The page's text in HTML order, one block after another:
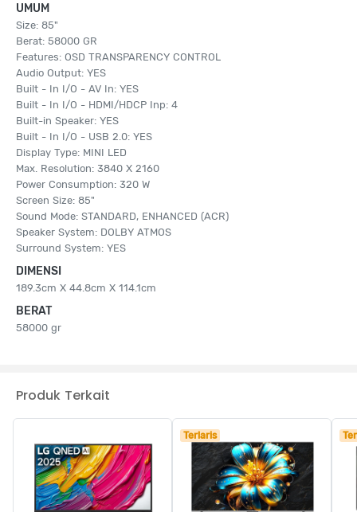
UMUM
Size: 85"
Berat: 58000 GR
Features: OSD TRANSPARENCY CONTROL
Audio Output: YES
Built - In I/O - AV In: YES
Built - In I/O - HDMI/HDCP Inp: 4
Built-in Speaker: YES
Built - In I/O - USB 2.0: YES
Display Type: MINI LED
Max. Resolution: 3840 X 2160
Power Consumption: 320 W
Screen Size: 85"
Sound Mode: STANDARD, ENHANCED (ACR)
Speaker System: DOLBY ATMOS
Surround System: YES
DIMENSI
189.3cm X 44.8cm X 114.1cm
BERAT
58000 gr
Produk Terkait
Terlaris